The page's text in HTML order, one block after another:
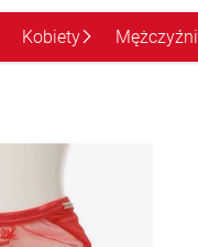
Kobiety Mężczyźni